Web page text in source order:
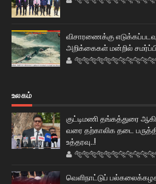
விசாரணைக்கு
அறிக்கைகள் மன்றில்
உலகம்
குட்டிமணி தங்கத்துரை
வரை தற்காலிக தடை
உத்தரவு..!
வெளிநாட்டுப் பல்கலைக்கழக